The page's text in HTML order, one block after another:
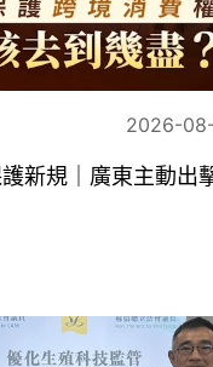
2026-
護新規｜廣東主動